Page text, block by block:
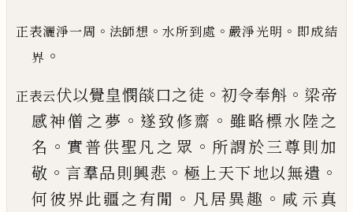
正表灑淨一周 。 法師想 。 水所到處 。 嚴淨光明 。 即成結
界 。
正表云伏以覺皇憫燄口之徒 。 初令奉斛 。 梁帝
感神僧 之夢 。 遂致修齋 。 雖略標水陸之
名 。 實普供聖凡之 眾 。 所謂於三尊則加
敬 。 言羣品則興悲 。 極上天下地以無遺 。
何彼界此疆之有閒 。 凡居異趣 。 咸示真